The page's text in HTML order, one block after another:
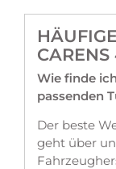
Wie finde
passenden
Der beste
geht über